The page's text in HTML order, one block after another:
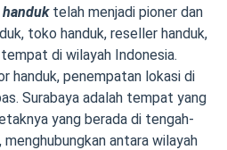
telah menjadi pioner dan
toko handuk, reseller handuk,
di wilayah Indonesia.
handuk, penempatan lokasi di
Surabaya adalah tempat yang
yang berada di tengah-
antara wilayah